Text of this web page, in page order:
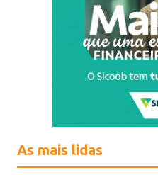
As mais lidas